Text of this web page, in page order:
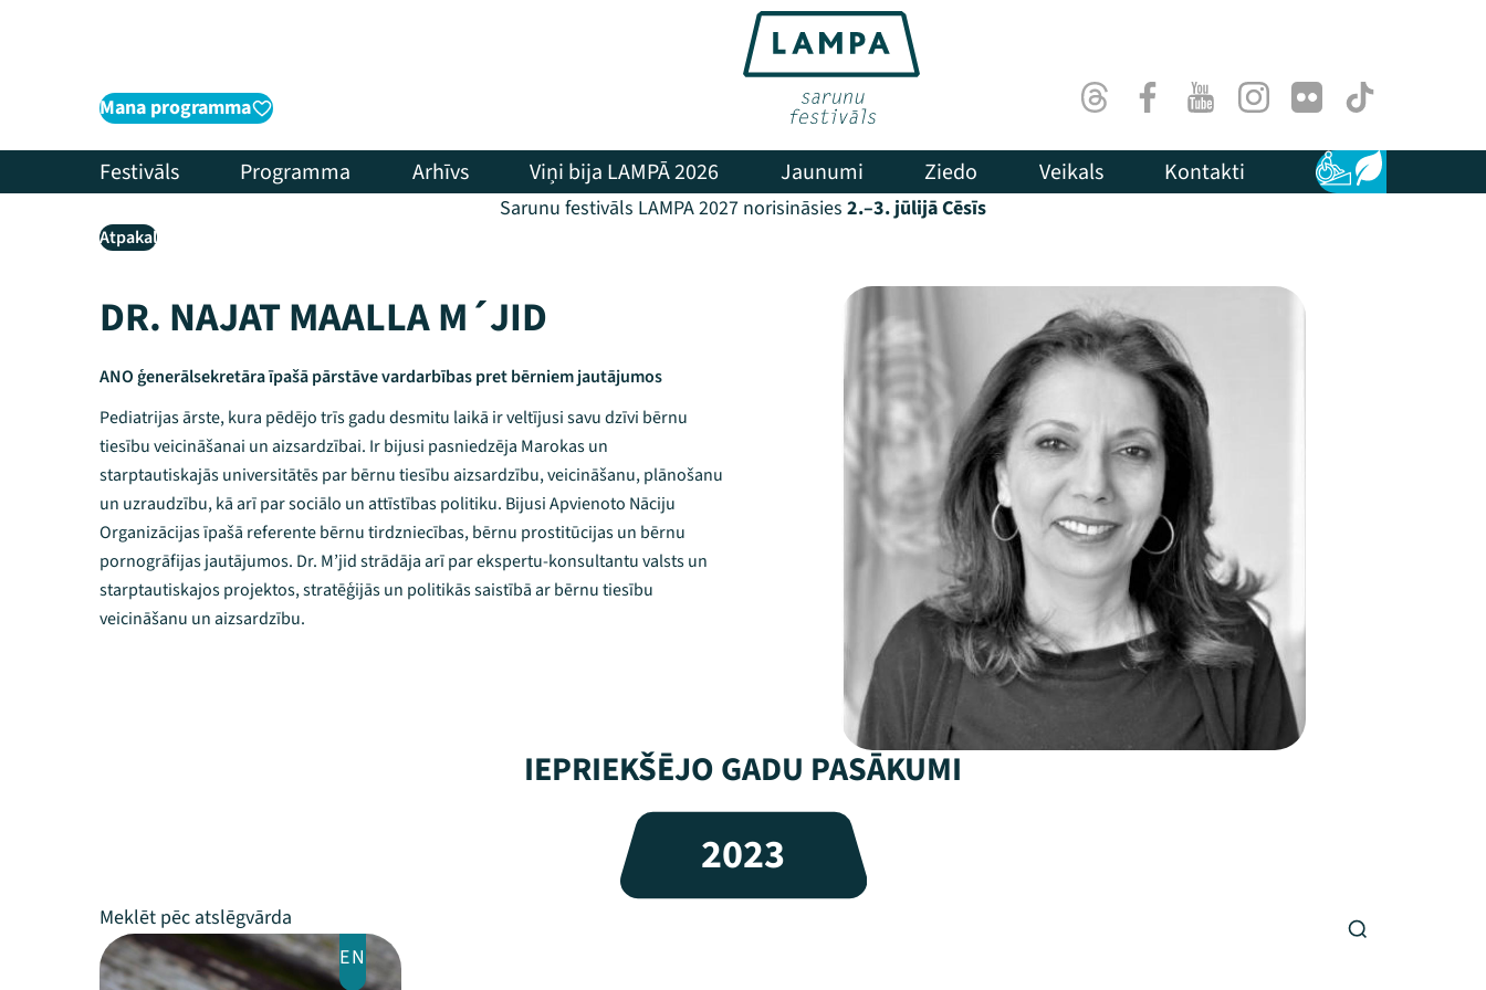
Mana programma ThreadsFacebookYoutubeInstagram
Flick TikTok
Festivāls Programma Arhīvs Viņi bija LAMPĀ 2026 Jaunumi Ziedo Veikals Kontakti Pieejamība
Ilgtspēja
Sarunu festivāls LAMPA 2027 norisināsies 2.–3. jūlijā Cēsīs
Atpakaļ
DR. NAJAT MAALLA M´JID
ANO ģenerālsekretāra īpašā pārstāve vardarbības pret bērniem jautājumos
Pediatrijas ārste, kura pēdējo trīs gadu desmitu laikā ir veltījusi savu dzīvi bērnu
tiesību veicināšanai un aizsardzībai. Ir bijusi pasniedzēja Marokas un
starptautiskajās universitātēs par bērnu tiesību aizsardzību, veicināšanu, plānošanu
un uzraudzību, kā arī par sociālo un attīstības politiku. Bijusi Apvienoto Nāciju
Organizācijas īpašā referente bērnu tirdzniecības, bērnu prostitūcijas un bērnu
pornogrāfijas jautājumos. Dr. M’jid strādāja arī par ekspertu-konsultantu valsts un
starptautiskajos projektos, stratēģijās un politikās saistībā ar bērnu tiesību
veicināšanu un aizsardzību.
IEPRIEKŠĒJO GADU PASĀKUMI
2023
EN